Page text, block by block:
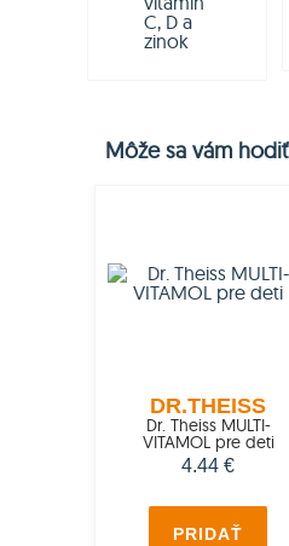
Môže sa vám hodiť
DR.THEISS
Dr. Theiss MULTI-
VITAMOL pre deti
4.44 €
PRIDAŤ